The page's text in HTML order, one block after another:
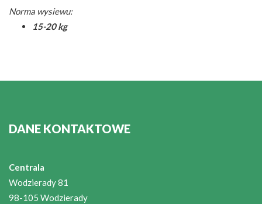
Norma wysiewu:
15-20 kg
DANE KONTAKTOWE
Centrala
Wodzierady 81
98-105 Wodzierady